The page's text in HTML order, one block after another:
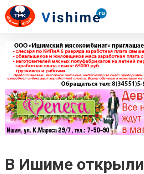
В Ишиме открыли